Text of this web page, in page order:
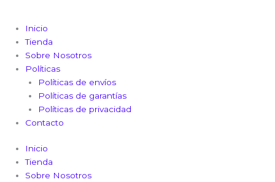
Inicio
Tienda
Sobre Nosotros
Políticas
Políticas de envíos
Políticas de garantías
Políticas de privacidad
Contacto
Inicio
Tienda
Sobre Nosotros